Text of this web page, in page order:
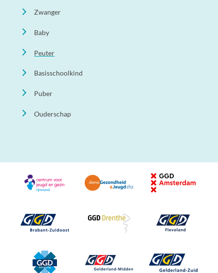
Zwanger
Baby
Peuter
Basisschoolkind
Puber
Ouderschap